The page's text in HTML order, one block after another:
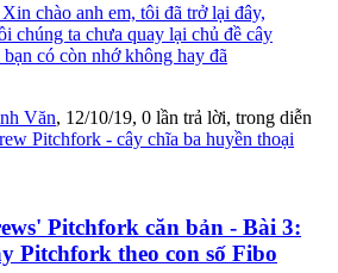
chào anh em, tôi đã trở lại đây,
chúng ta chưa quay lại chủ đề cây
có còn nhớ không hay đã
Văn, 12/10/19, 0 lần trả lời, trong diễn
Pitchfork - cây chĩa ba huyền thoại
Pitchfork căn bản - Bài 3:
Pitchfork theo con số Fibo